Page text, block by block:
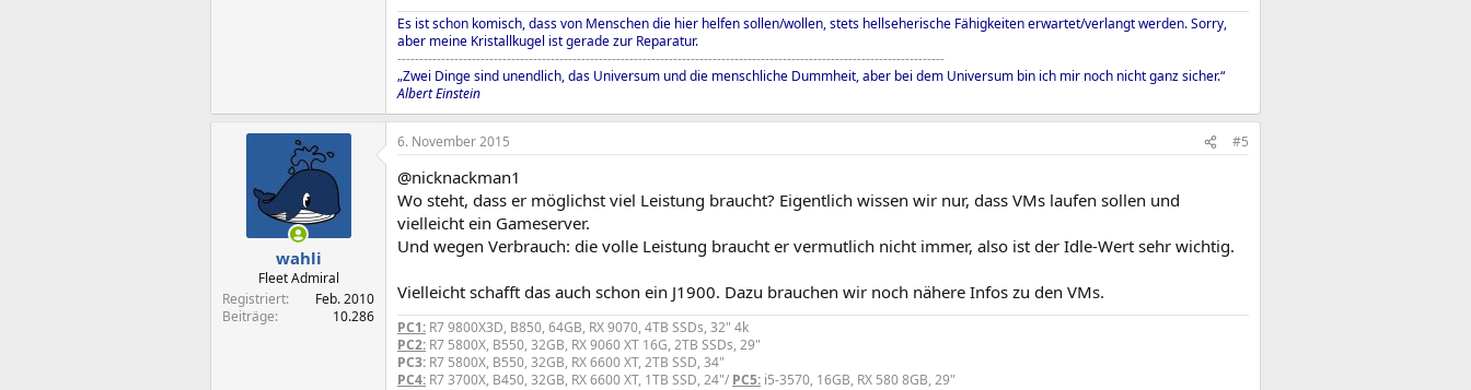
Es ist schon komisch, dass von Menschen die hier helfen sollen/wollen, stets hellseherische Fähigkeiten erwartet/verlangt werden. Sorry,
aber meine Kristallkugel ist gerade zur Reparatur.
-----------------------------------------------------------------------------------------------------------------------------
„Zwei Dinge sind unendlich, das Universum und die menschliche Dummheit, aber bei dem Universum bin ich mir noch nicht ganz sicher.“
Albert Einstein
wahli
Fleet Admiral
Registriert
Feb. 2010
Beiträge
10.286
6. November 2015 #5
@nicknackman1
Wo steht, dass er möglichst viel Leistung braucht? Eigentlich wissen wir nur, dass VMs laufen sollen und
vielleicht ein Gameserver.
Und wegen Verbrauch: die volle Leistung braucht er vermutlich nicht immer, also ist der Idle-Wert sehr wichtig.
Vielleicht schafft das auch schon ein J1900. Dazu brauchen wir noch nähere Infos zu den VMs.
PC1: R7 9800X3D, B850, 64GB, RX 9070, 4TB SSDs, 32" 4k
PC2: R7 5800X, B550, 32GB, RX 9060 XT 16G, 2TB SSDs, 29"
PC3: R7 5800X, B550, 32GB, RX 6600 XT, 2TB SSD, 34"
PC4: R7 3700X, B450, 32GB, RX 6600 XT, 1TB SSD, 24"/ PC5: i5-3570, 16GB, RX 580 8GB, 29"